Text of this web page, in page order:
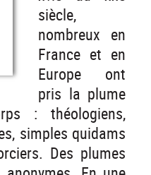
siècle,
nombreux en
France et en
Europe ont
pris la plume
: théologiens,
simples quidams
Des plumes